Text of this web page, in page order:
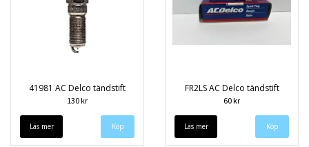
41981 AC Delco tändstift
130 kr
Läs mer
FR2LS AC Delco tändstift
60 kr
Läs mer